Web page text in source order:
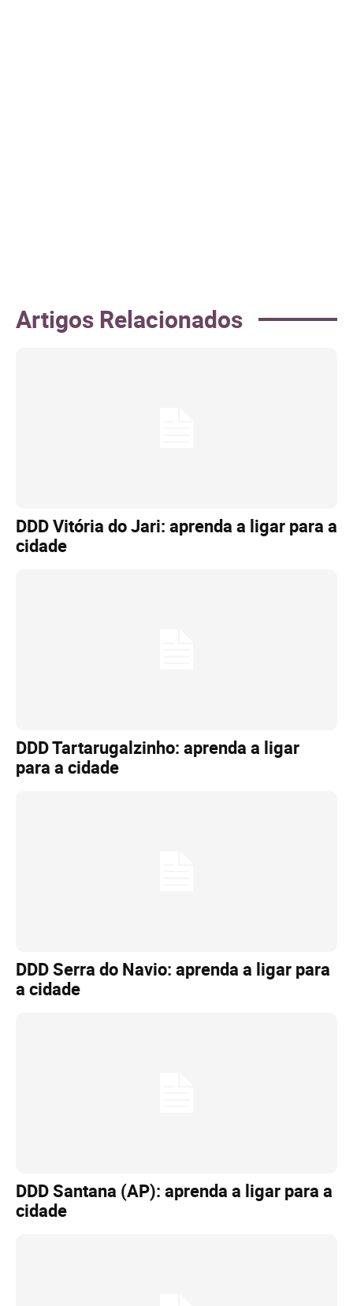
Artigos Relacionados
DDD Vitória do Jari: aprenda a ligar para a
cidade
DDD Tartarugalzinho: aprenda a ligar
para a cidade
DDD Serra do Navio: aprenda a ligar para
a cidade
DDD Santana (AP): aprenda a ligar para a
cidade